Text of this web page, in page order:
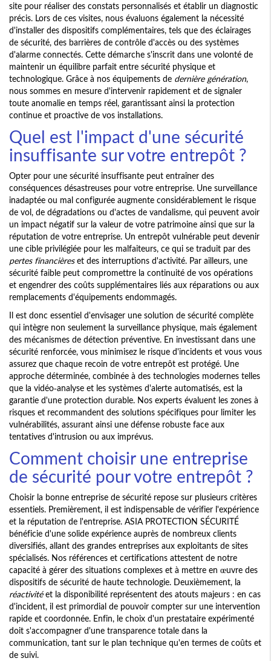
site pour réaliser des constats personnalisés et établir un diagnostic
précis. Lors de ces visites, nous évaluons également la nécessité
d'installer des dispositifs complémentaires, tels que des éclairages
de sécurité, des barrières de contrôle d'accès ou des systèmes
d'alarme connectés. Cette démarche s'inscrit dans une volonté de
maintenir un équilibre parfait entre sécurité physique et
technologique. Grâce à nos équipements de dernière génération,
nous sommes en mesure d'intervenir rapidement et de signaler
toute anomalie en temps réel, garantissant ainsi la protection
continue et proactive de vos installations.
Quel est l'impact d'une sécurité
insuffisante sur votre entrepôt ?
Opter pour une sécurité insuffisante peut entraîner des
conséquences désastreuses pour votre entreprise. Une surveillance
inadaptée ou mal configurée augmente considérablement le risque
de vol, de dégradations ou d'actes de vandalisme, qui peuvent avoir
un impact négatif sur la valeur de votre patrimoine ainsi que sur la
réputation de votre entreprise. Un entrepôt vulnérable peut devenir
une cible privilégiée pour les malfaiteurs, ce qui se traduit par des
pertes financièreset des interruptions d'activité. Par ailleurs, une
sécurité faible peut compromettre la continuité de vos opérations
et engendrer des coûts supplémentaires liés aux réparations ou aux
remplacements d'équipements endommagés.
Il est donc essentiel d'envisager une solution de sécurité complète
qui intègre non seulement la surveillance physique, mais également
des mécanismes de détection préventive. En investissant dans une
sécurité renforcée, vous minimisez le risque d'incidents et vous vous
assurez que chaque recoin de votre entrepôt est protégé. Une
approche déterminée, combinée à des technologies modernes telles
que la vidéo-analyse et les systèmes d'alerte automatisés, est la
garantie d'une protection durable. Nos experts évaluent les zones à
risques et recommandent des solutions spécifiques pour limiter les
vulnérabilités, assurant ainsi une défense robuste face aux
tentatives d'intrusion ou aux imprévus.
Comment choisir une entreprise
de sécurité pour votre entrepôt ?
Choisir la bonne entreprise de sécurité repose sur plusieurs critères
essentiels. Premièrement, il est indispensable de vérifier l'expérience
et la réputation de l'entreprise. ASIA PROTECTION SÉCURITÉ
bénéficie d'une solide expérience auprès de nombreux clients
diversifiés, allant des grandes entreprises aux exploitants de sites
spécialisés. Nos références et certifications attestent de notre
capacité à gérer des situations complexes et à mettre en œuvre des
dispositifs de sécurité de haute technologie. Deuxièmement, la
réactivitéet la disponibilité représentent des atouts majeurs : en cas
d'incident, il est primordial de pouvoir compter sur une intervention
rapide et coordonnée. Enfin, le choix d'un prestataire expérimenté
doit s'accompagner d'une transparence totale dans la
communication, tant sur le plan technique qu'en termes de coûts et
de suivi.